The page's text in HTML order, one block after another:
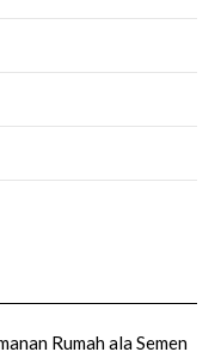
Rumah ala Semen